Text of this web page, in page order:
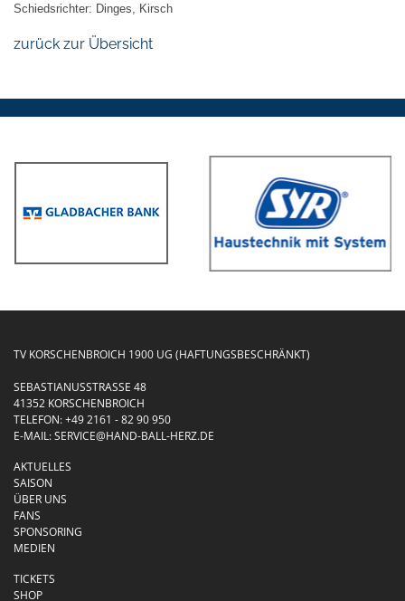
Schiedsrichter: Dinges, Kirsch
zurück zur Übersicht
TV KORSCHENBROICH 1900 UG (HAFTUNGSBESCHRÄNKT)
SEBASTIANUSSTRASSE 48
41352 KORSCHENBROICH
TELEFON:+49 2161 - 82 90 950
E-MAIL:SERVICE@HAND-BALL-HERZ.DE
AKTUELLES
SAISON
ÜBER UNS
FANS
SPONSORING
MEDIEN
TICKETS
SHOP